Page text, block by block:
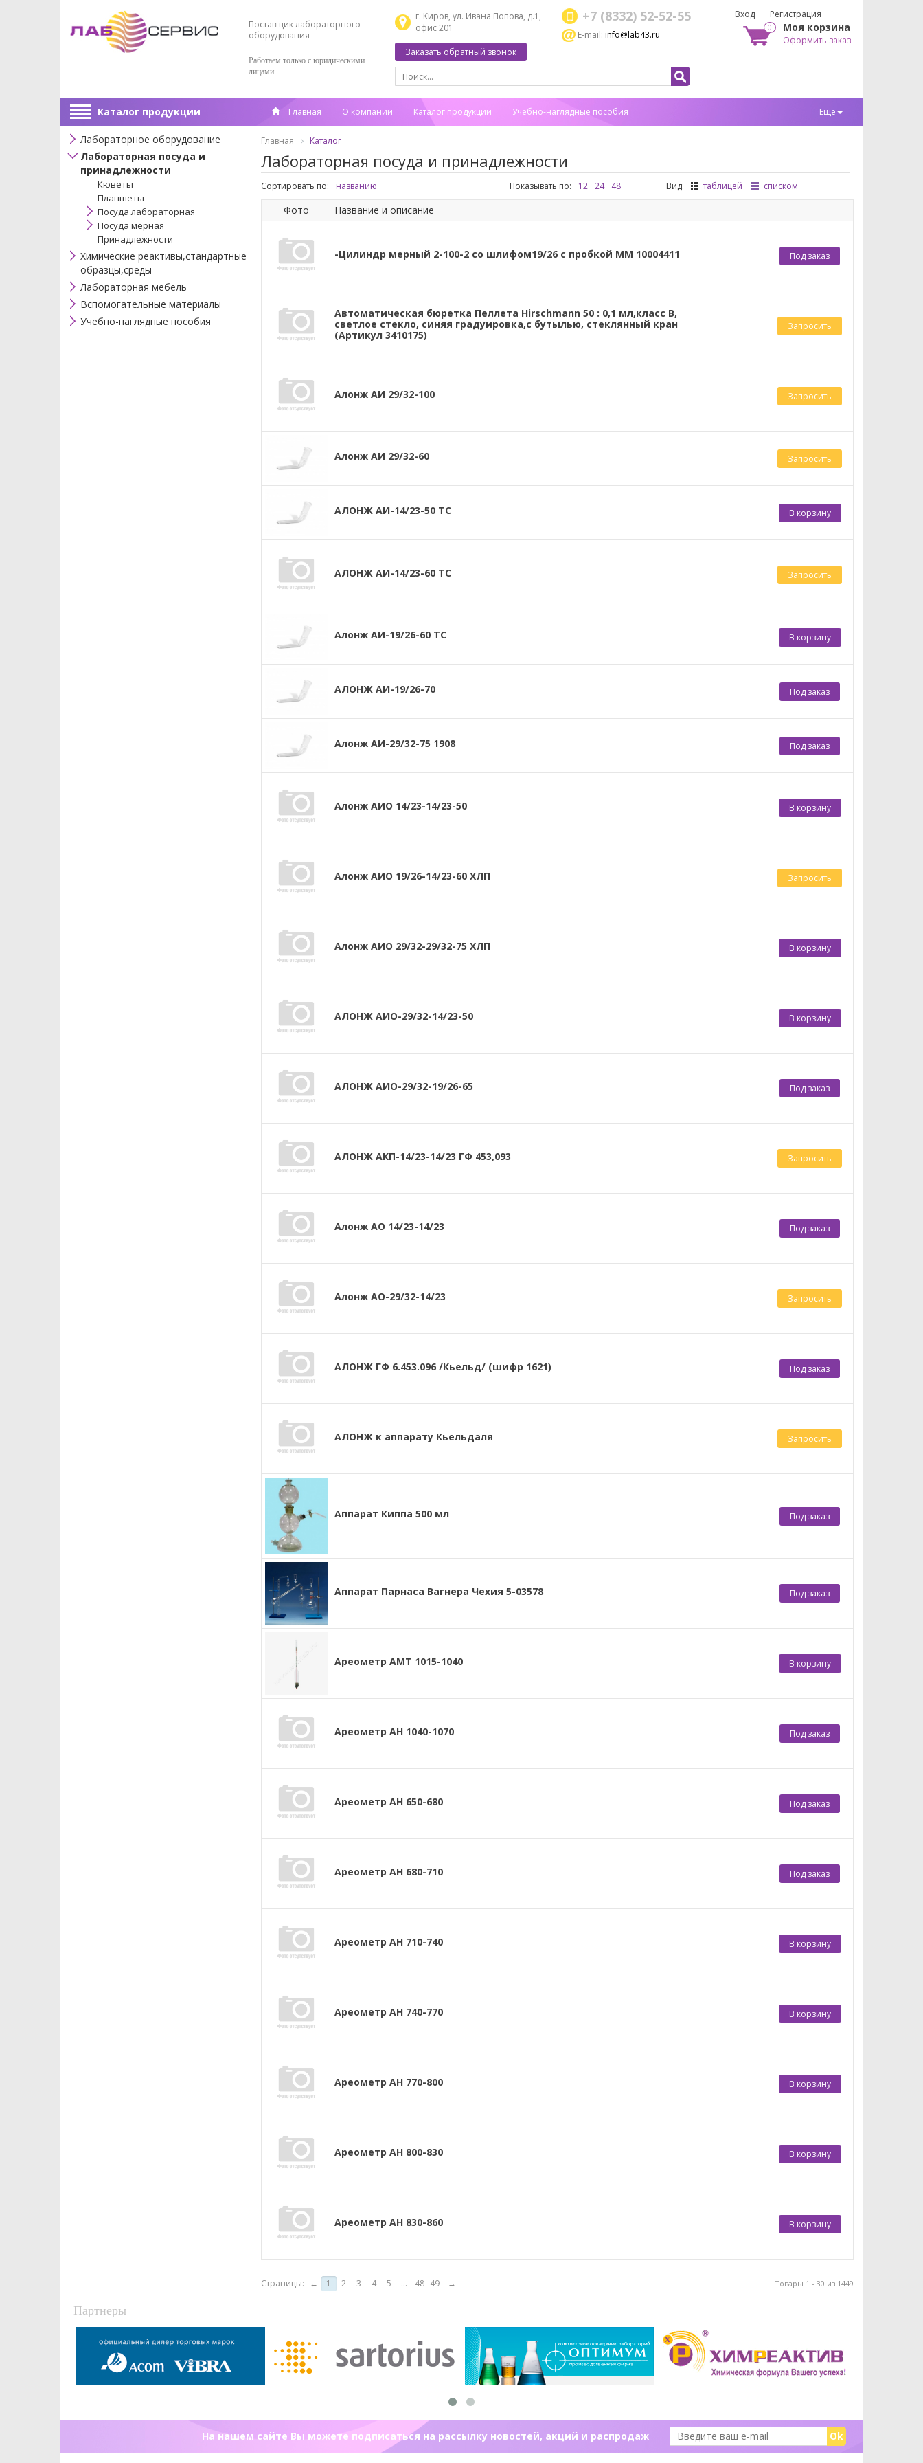
Поставщик лабораторного
оборудования
Работаем только с юридическими
лицами
г. Киров, ул. Ивана Попова, д.1,
офис 201
+7 (8332) 52-52-55
E-mail:info@lab43.ru
Заказать обратный звонок
Вход Регистрация
0 Моя корзина
Оформить заказ
Каталог продукции Главная О компании Каталог продукции Учебно-наглядные пособия Еще
Лабораторное оборудование
Лабораторная посуда и
принадлежности
Кюветы
Планшеты
Посуда лабораторная
Посуда мерная
Принадлежности
Химические реактивы,стандартные
образцы,среды
Лабораторная мебель
Вспомогательные материалы
Учебно-наглядные пособия
Главная Каталог
Лабораторная посуда и принадлежности
Сортировать по: названию Показывать по: 12 24 48 Вид: таблицей списком
Фото Название и описание
-Цилиндр мерный 2-100-2 со шлифом19/26 с пробкой ММ 10004411 Под заказ
Автоматическая бюретка Пеллета Hirschmann 50 : 0,1 мл,класс В,
светлое стекло, синяя градуировка,с бутылью, стеклянный кран
(Артикул 3410175)
Запросить
Алонж АИ 29/32-100 Запросить
Алонж АИ 29/32-60 Запросить
АЛОНЖ АИ-14/23-50 ТС В корзину
АЛОНЖ АИ-14/23-60 ТС Запросить
Алонж АИ-19/26-60 ТС В корзину
АЛОНЖ АИ-19/26-70 Под заказ
Алонж АИ-29/32-75 1908 Под заказ
Алонж АИО 14/23-14/23-50 В корзину
Алонж АИО 19/26-14/23-60 ХЛП Запросить
Алонж АИО 29/32-29/32-75 ХЛП В корзину
АЛОНЖ АИО-29/32-14/23-50 В корзину
АЛОНЖ АИО-29/32-19/26-65 Под заказ
АЛОНЖ АКП-14/23-14/23 ГФ 453,093 Запросить
Алонж АО 14/23-14/23 Под заказ
Алонж АО-29/32-14/23 Запросить
АЛОНЖ ГФ 6.453.096 /Кьельд/ (шифр 1621) Под заказ
АЛОНЖ к аппарату Кьельдаля Запросить
Аппарат Киппа 500 мл Под заказ
Аппарат Парнаса Вагнера Чехия 5-03578 Под заказ
Ареометр АМТ 1015-1040 В корзину
Ареометр АН 1040-1070 Под заказ
Ареометр АН 650-680 Под заказ
Ареометр АН 680-710 Под заказ
Ареометр АН 710-740 В корзину
Ареометр АН 740-770 В корзину
Ареометр АН 770-800 В корзину
Ареометр АН 800-830 В корзину
Ареометр АН 830-860 В корзину
Товары 1 - 30 из 1449
Страницы: ← 1 2 3 4 5 ... 48 49 →
Партнеры
На нашем сайте Вы можете подписаться на рассылку новостей, акций и распродаж Ok